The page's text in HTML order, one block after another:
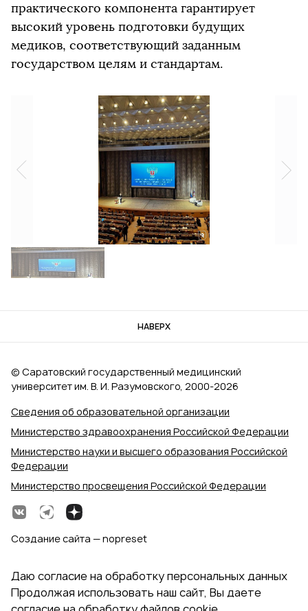
практического компонента гарантирует
высокий уровень подготовки будущих
медиков, соответствующий заданным
государством целям и стандартам.
НАВЕРХ
Сведения об образовательной организации
Министерство здравоохранения Российской Федерации
Министерство науки и высшего образования Российской
Федерации
Министерство просвещения Российской Федерации
© Саратовский государственный медицинский
университет им. В. И. Разумовского, 2000‑2026
Создание сайта — nopreset
Даю согласие на обработку персональных данных
Продолжая использовать наш сайт, Вы даете